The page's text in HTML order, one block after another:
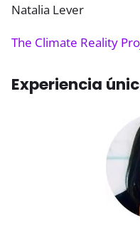
Natalia Lever
The Climate Reality
Experiencia